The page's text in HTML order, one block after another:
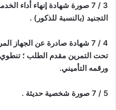
3 / 7 صورة شهادة إنهاء أداء
التجنيد (بالنسبة للذكور) .
4 / 7 شهادة صادرة عن
تحت التمرين مقدم الطلب ؛ تنطوي
ورقمه التأميني.
5 / 7 صورة شخصية حديثة .